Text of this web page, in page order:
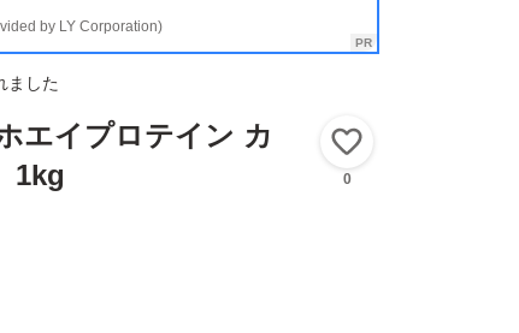
by LY Corporation)
ました
エイプロテイン カ
1kg
0